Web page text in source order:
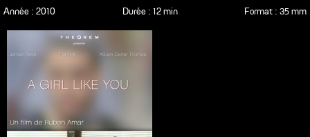
Année : 2010 Format : 35 mm
Durée : 12 min